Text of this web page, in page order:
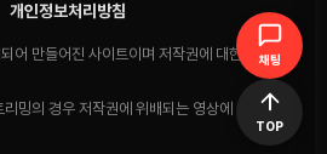
채팅
TOP
개인정보처리방침
어 만들어진 사이트이며 저작권에 대한 영상이
밍의 경우 저작권에 위배되는 영상에 송출을